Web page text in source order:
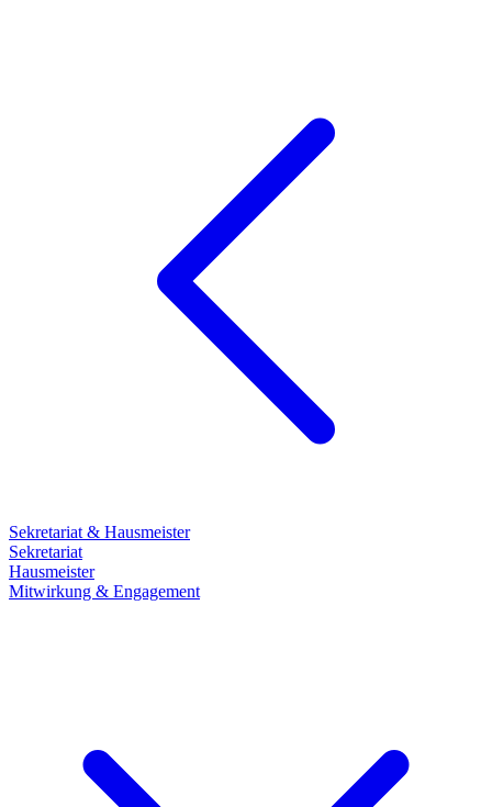
Sekretariat & Hausmeister
Sekretariat
Hausmeister
Mitwirkung & Engagement